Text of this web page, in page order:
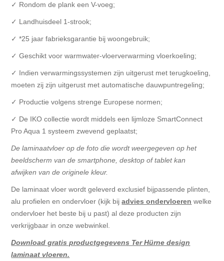
✓ Rondom de plank een V-voeg;
✓ Landhuisdeel 1-strook;
✓ *25 jaar fabrieksgarantie bij woongebruik;
✓ Geschikt voor warmwater-vloerverwarming vloerkoeling;
✓ Indien verwarmingssystemen zijn uitgerust met terugkoeling,
moeten zij zijn uitgerust met automatische dauwpuntregeling;
✓ Productie volgens strenge Europese normen;
✓ De IKO collectie wordt middels een lijmloze SmartConnect
Pro Aqua 1 systeem zwevend geplaatst;
De laminaatvloer op de foto die wordt weergegeven op het
beeldscherm van de smartphone, desktop of tablet kan
afwijken van de originele kleur.
De laminaat vloer wordt geleverd exclusief bijpassende plinten,
alu profielen en ondervloer (kijk bijadvies ondervloeren welke
ondervloer het beste bij u past) al deze producten zijn
verkrijgbaar in onze webwinkel.
Download gratis productgegevens Ter Hürne design
laminaat vloeren.